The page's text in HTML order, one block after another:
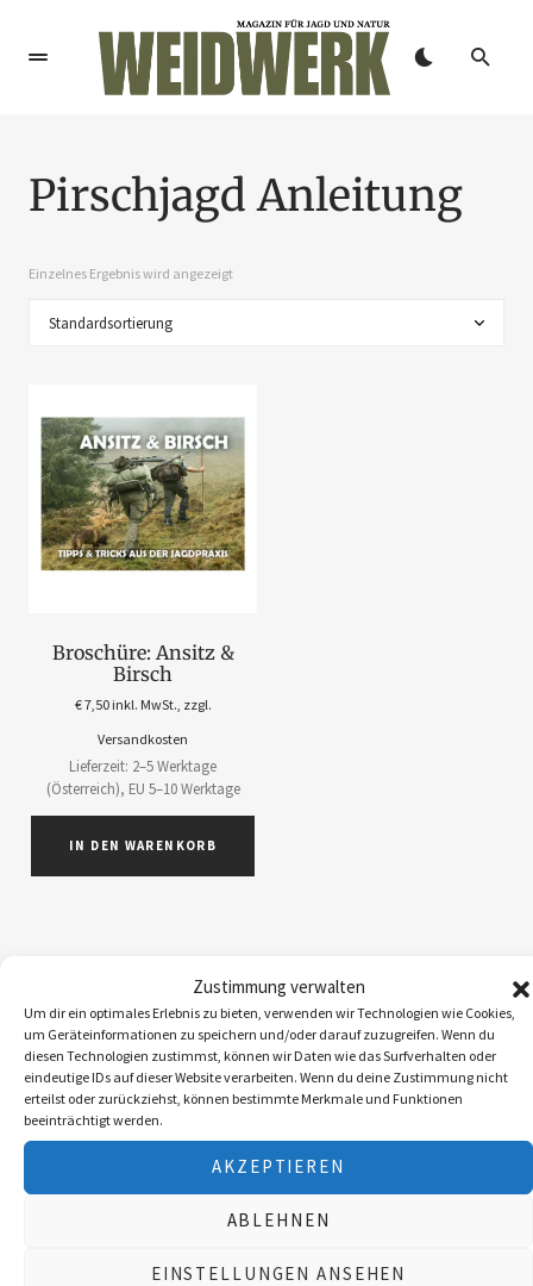
Zustimmung verwalten
Um dir ein optimales Erlebnis zu bieten, verwenden wir Technologien wie Cookies,
um Geräteinformationen zu speichern und/oder darauf zuzugreifen. Wenn du
diesen Technologien zustimmst, können wir Daten wie das Surfverhalten oder
eindeutige IDs auf dieser Website verarbeiten. Wenn du deine Zustimmung nicht
erteilst oder zurückziehst, können bestimmte Merkmale und Funktionen
beeinträchtigt werden.
AKZEPTIEREN
ABLEHNEN
EINSTELLUNGEN ANSEHEN
Pirschjagd Anleitung
Einzelnes Ergebnis wird angezeigt
Broschüre: Ansitz &
Birsch
€7,50 inkl. MwSt., zzgl.
Versandkosten
Lieferzeit: 2–5 Werktage
(Österreich), EU 5–10 Werktage
IN DEN WARENKORB
ABOS
1
ACCESSOIRES
5
BEKLEIDUNG
10
BROSCHÜREN
SCHILDER NÖ-JAGDVERBAND
SCHMUCK
4